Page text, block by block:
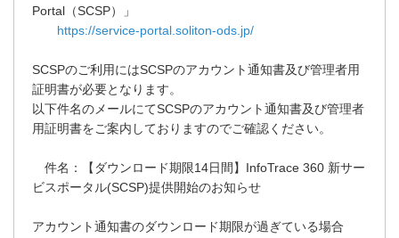
Portal（SCSP）」
https://service-portal.soliton-ods.jp/
SCSPのご利用にはSCSPのアカウント通知書及び管理者用
証明書が必要となります。
以下件名のメールにてSCSPのアカウント通知書及び管理者
用証明書をご案内しておりますのでご確認ください。
件名：【ダウンロード期限14日間】InfoTrace 360 新サー
ビスポータル(SCSP)提供開始のお知らせ
アカウント通知書のダウンロード期限が過ぎている場合